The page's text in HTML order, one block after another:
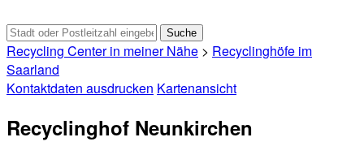
Recycling Center in meiner Nähe > Recyclinghöfe im
Saarland
Kontaktdaten ausdrucken Kartenansicht
Recyclinghof Neunkirchen